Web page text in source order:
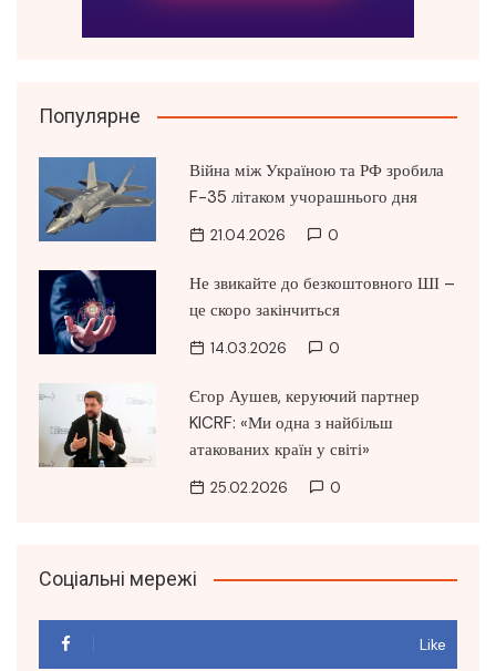
Популярне
Війна між Україною та РФ зробила
F-35 літаком учорашнього дня
21.04.2026 0
Не звикайте до безкоштовного ШІ –
це скоро закінчиться
14.03.2026 0
Єгор Аушев, керуючий партнер
KICRF: «Ми одна з найбільш
атакованих країн у світі»
25.02.2026 0
Соціальні мережі
Like